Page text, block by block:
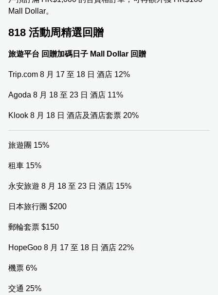
Mall Dollar。
818 活動周精選回贈
旅遊平台 回贈加碼日子 Mall Dollar 回贈
Trip.com 8 月 17 至 18 日 酒店 12%
Agoda 8 月 18 至 23 日 酒店 11%
Klook 8 月 18 日 酒店及酒店套票 20%
旅遊團 15%
租車 15%
永安旅遊 8 月 18 至 23 日 酒店 15%
日本旅行團 $200
郵輪套票 $150
HopeGoo 8 月 17 至 18 日 酒店 22%
機票 6%
交通 25%